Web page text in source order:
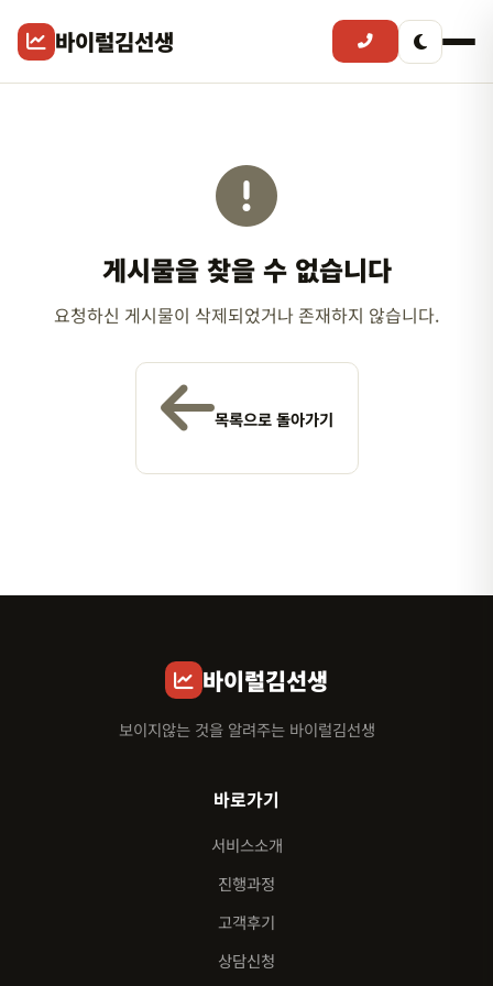
바이럴김선생
게시물을 찾을 수 없습니다
요청하신 게시물이 삭제되었거나 존재하지 않습니다.
목록으로 돌아가기
바이럴김선생
보이지않는 것을 알려주는 바이럴김선생
바로가기
서비스소개
진행과정
고객후기
상담신청